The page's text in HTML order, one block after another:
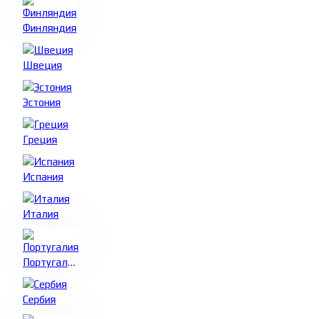
Финляндия
Швеция
Эстония
Греция
Испания
Италия
Португалия
Сербия